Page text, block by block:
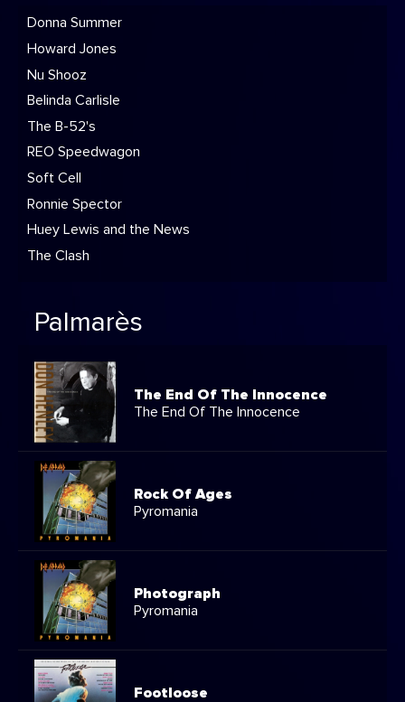
Donna Summer
Howard Jones
Nu Shooz
Belinda Carlisle
The B-52's
REO Speedwagon
Soft Cell
Ronnie Spector
Huey Lewis and the News
The Clash
Palmarès
The End Of The Innocence
The End Of The Innocence
Rock Of Ages
Pyromania
Photograph
Pyromania
Footloose